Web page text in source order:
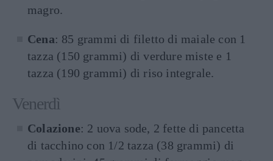
magro.
Cena: 85 grammi di filetto di maiale con 1
tazza (150 grammi) di verdure miste e 1
tazza (190 grammi) di riso integrale.
Venerdì
Colazione: 2 uova sode, 2 fette di pancetta
di tacchino con 1/2 tazza (38 grammi) di